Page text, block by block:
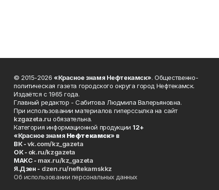
© 2015-2026 «Красное знамя Нефтекамск». Общественно-
политическая газета городского округа город Нефтекамск.
Издаётся с 1965 года.
Главный редактор - Сабитова Людмила Валерьяновна.
При использовании материалов гиперссылка на сайт
kzgazeta.ru обязательна.
Категория информационной продукции 12+
«Красное знамя Нефтекамск» в
ВК -vk.com/kz_gazeta
ОК - ok.ru/kzgazeta
MAKC - max.ru/kz_gazeta
Я.Дзен - dzen.ru/neftekamskkz
Об использовании персональных данных